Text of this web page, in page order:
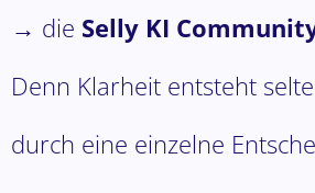
→ die Selly KI
Denn Klarheit entsteht
durch eine einzelne